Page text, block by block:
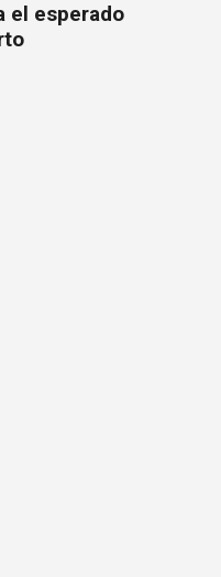
el esperado